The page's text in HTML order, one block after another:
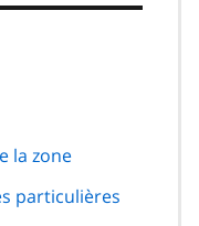
la zone
particulières